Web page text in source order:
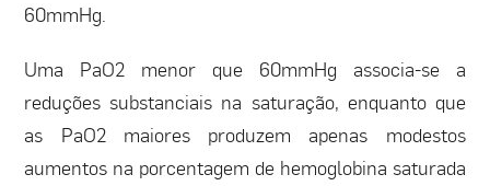
60mmHg.
Uma PaO2 menor que 60mmHg associa-se a
reduções substanciais na saturação, enquanto que
as PaO2 maiores produzem apenas modestos
aumentos na porcentagem de hemoglobina saturada